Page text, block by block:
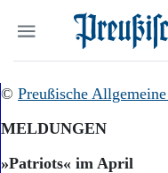
Suchen und
© Preußische
MELDUNGEN
»Patriots« im April